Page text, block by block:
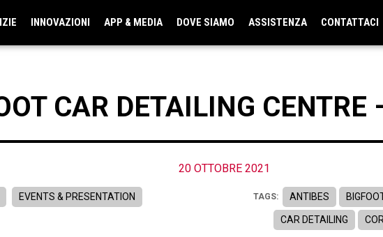
INNOVAZIONI APP & MEDIA DOVE SIAMO ASSISTENZA CONTATTACI
CAR DETAILING
20 OTTOBRE 2021
EVENTS & PRESENTATION TAGS: ANTIBES
CAR DETAILING